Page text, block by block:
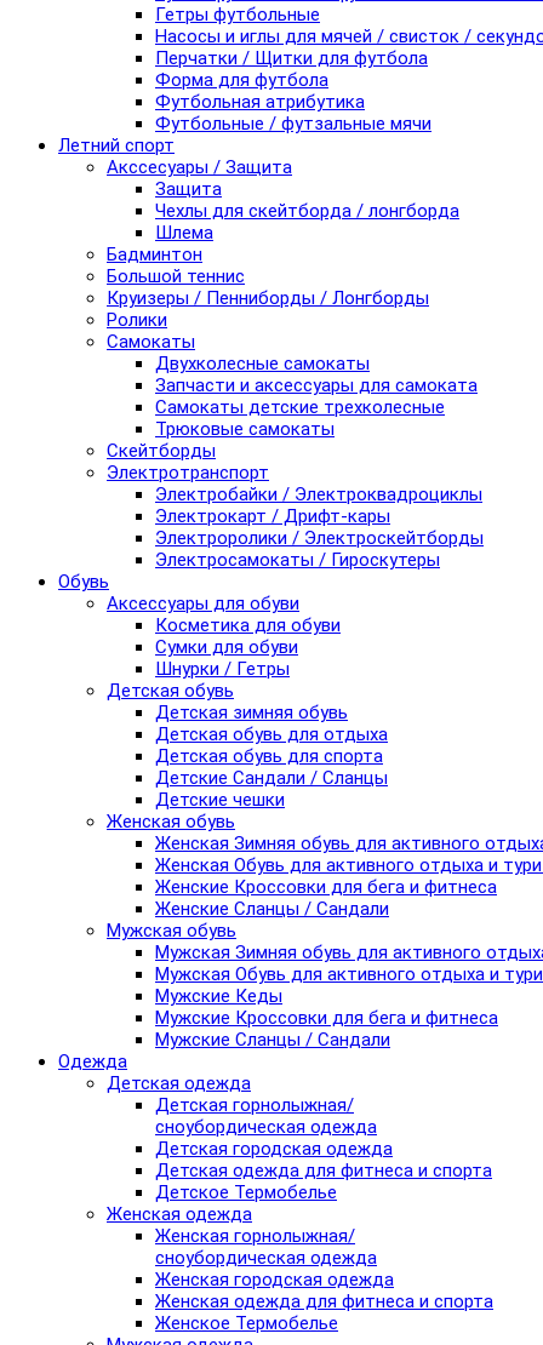
Гетры футбольные
Насосы и иглы для мячей / свисток /
Перчатки / Щитки для футбола
Форма для футбола
Футбольная атрибутика
Футбольные / футзальные мячи
Летний спорт
Акссесуары / Защита
Защита
Чехлы для скейтборда / лонгборда
Шлема
Бадминтон
Большой теннис
Круизеры / Пенниборды / Лонгборды
Ролики
Самокаты
Двухколесные самокаты
Запчасти и аксессуары для самоката
Самокаты детские трехколесные
Трюковые самокаты
Скейтборды
Электротранспорт
Электробайки / Электроквадроциклы
Электрокарт / Дрифт-кары
Электроролики / Электроскейтборды
Электросамокаты / Гироскутеры
Обувь
Аксессуары для обуви
Косметика для обуви
Сумки для обуви
Шнурки / Гетры
Детская обувь
Детская зимняя обувь
Детская обувь для отдыха
Детская обувь для спорта
Детские Сандали / Сланцы
Детские чешки
Женская обувь
Женская Зимняя обувь для активного
Женская Обувь для активного отдыха и
Женские Кроссовки для бега и фитнеса
Женские Сланцы / Сандали
Мужская обувь
Мужская Зимняя обувь для активного
Мужская Обувь для активного отдыха и
Мужские Кеды
Мужские Кроссовки для бега и фитнеса
Мужские Сланцы / Сандали
Одежда
Детская одежда
Детская горнолыжная/
сноубордическая одежда
Детская городская одежда
Детская одежда для фитнеса и спорта
Детское Термобелье
Женская одежда
Женская горнолыжная/
сноубордическая одежда
Женская городская одежда
Женская одежда для фитнеса и спорта
Женское Термобелье